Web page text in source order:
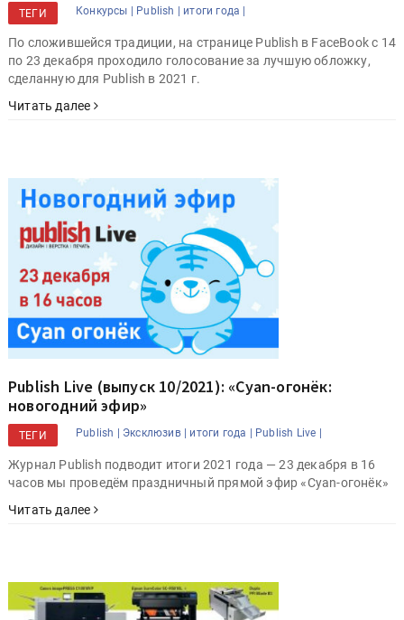
ТЕГИ Конкурсы | Publish | итоги года |
По сложившейся традиции, на странице Publish в FaceBook c 14
по 23 декабря проходило голосование за лучшую обложку,
сделанную для Publish в 2021 г.
Читать далее
Publish Live (выпуск 10/2021): «Cyan-огонёк:
новогодний эфир»
ТЕГИ Publish | Эксклюзив | итоги года | Publish Live |
Журнал Publish подводит итоги 2021 года — 23 декабря в 16
часов мы проведём праздничный прямой эфир «Cyan-огонёк»
Читать далее